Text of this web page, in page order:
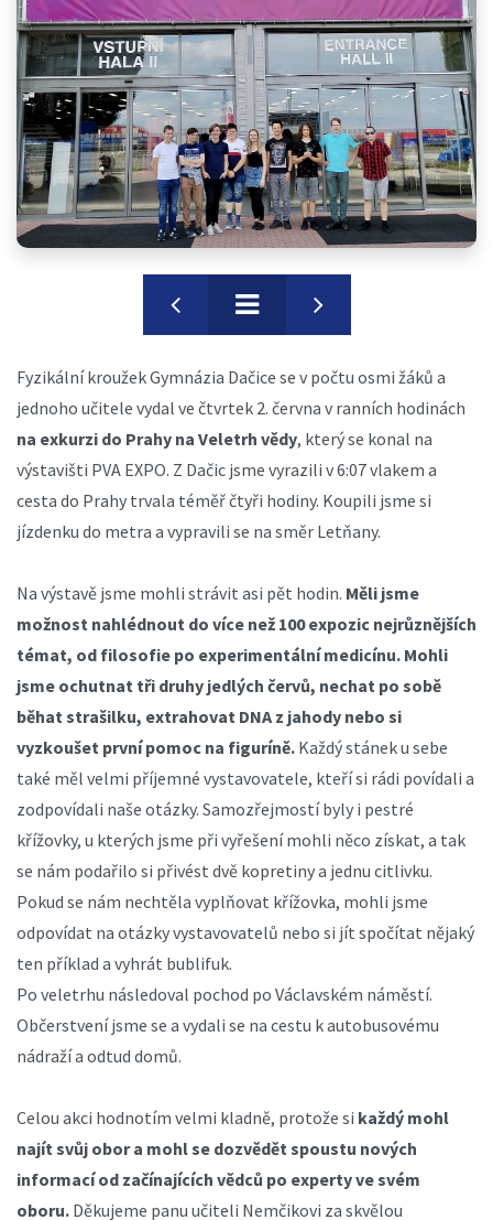
Fyzikální kroužek Gymnázia Dačice se v počtu osmi žáků a
jednoho učitele vydal ve čtvrtek 2. června v ranních hodinách
na exkurzi do Prahy na Veletrh vědy, který se konal na
výstavišti PVA EXPO. Z Dačic jsme vyrazili v 6:07 vlakem a
cesta do Prahy trvala téměř čtyři hodiny. Koupili jsme si
jízdenku do metra a vypravili se na směr Letňany.
Na výstavě jsme mohli strávit asi pět hodin. Měli jsme
možnost nahlédnout do více než 100 expozic nejrůznějších
témat, od filosofie po experimentální medicínu. Mohli
jsme ochutnat tři druhy jedlých červů, nechat po sobě
běhat strašilku, extrahovat DNA z jahody nebo si
vyzkoušet první pomoc na figuríně. Každý stánek u sebe
také měl velmi příjemné vystavovatele, kteří si rádi povídali a
zodpovídali naše otázky. Samozřejmostí byly i pestré
křížovky, u kterých jsme při vyřešení mohli něco získat, a tak
se nám podařilo si přivést dvě kopretiny a jednu citlivku.
Pokud se nám nechtěla vyplňovat křížovka, mohli jsme
odpovídat na otázky vystavovatelů nebo si jít spočítat nějaký
ten příklad a vyhrát bublifuk.
Po veletrhu následoval pochod po Václavském náměstí.
Občerstvení jsme se a vydali se na cestu k autobusovému
nádraží a odtud domů.
Celou akci hodnotím velmi kladně, protože si každý mohl
najít svůj obor a mohl se dozvědět spoustu nových
informací od začínajících vědců po experty ve svém
oboru. Děkujeme panu učiteli Nemčikovi za skvělou